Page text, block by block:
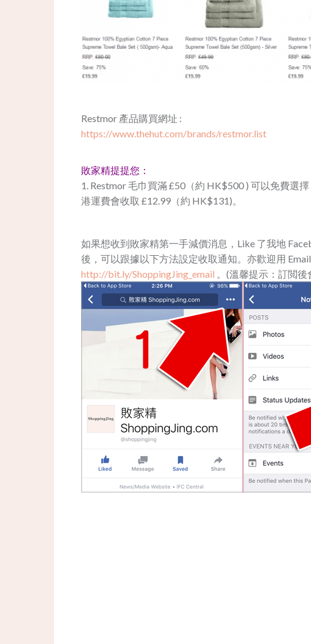
Restmor 產品購買網址 :
https://www.thehut.com/brands/restmor.list
敗家精提提您：
1. Restmor 毛巾買滿 £50（約 HK$500 ) 可以免費選
港運費會收取 £12.99（約 HK$131)。
如果想收到敗家精第一手減價消息，Like 了我地
後，可以跟據以下方法設定收取通知。亦歡迎用
http://bit.ly/ShoppingJing_email 。(溫馨提示：訂閲